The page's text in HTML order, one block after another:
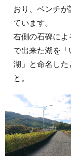
おり、ベンチが
ています。
右側の石碑によ
で出来た湖を「
湖」と命名した
と。